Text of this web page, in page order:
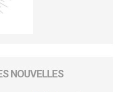
NOUVELLES